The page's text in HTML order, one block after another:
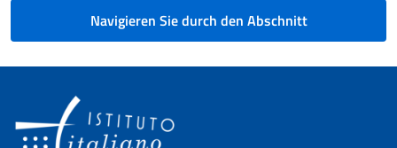
Navigieren Sie durch den Abschnitt